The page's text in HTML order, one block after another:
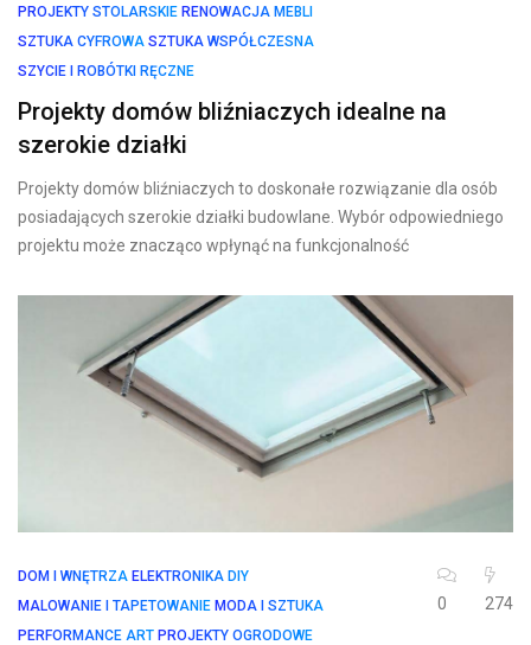
PROJEKTY STOLARSKIE RENOWACJA MEBLI
SZTUKA CYFROWA SZTUKA WSPÓŁCZESNA
SZYCIE I ROBÓTKI RĘCZNE
Projekty domów bliźniaczych idealne na
szerokie działki
Projekty domów bliźniaczych to doskonałe rozwiązanie dla osób
posiadających szerokie działki budowlane. Wybór odpowiedniego
projektu może znacząco wpłynąć na funkcjonalność
DOM I WNĘTRZA ELEKTRONIKA DIY
MALOWANIE I TAPETOWANIE MODA I SZTUKA
PERFORMANCE ART PROJEKTY OGRODOWE
0 274